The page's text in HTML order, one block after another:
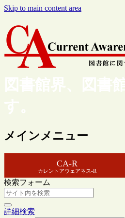
Skip to main content area
図書館界、図書
す。
メインメニュー
CA-R
カレントアウェアネス-R
検索フォーム
詳細検索